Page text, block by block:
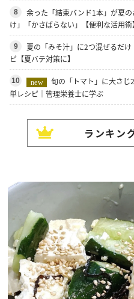
8
余った「結束バンド1本」が夏
け」「かさばらない」【便利な活用術】
9
夏の「みそ汁」に2つ混ぜるだ
ピ【夏バテ対策に】
10 new
旬の「トマト」に大さじ
単レシピ｜管理栄養士に学ぶ
ランキン